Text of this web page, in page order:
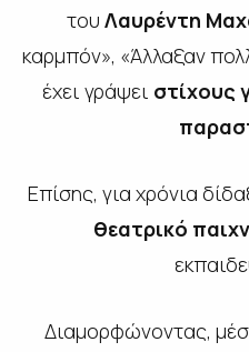
του Λαυρέντη
καρμπόν», «Άλλαξαν
έχει γράψει στίχους
Επίσης, για χρόνια
θεατρικό
Διαμορφώνοντας,